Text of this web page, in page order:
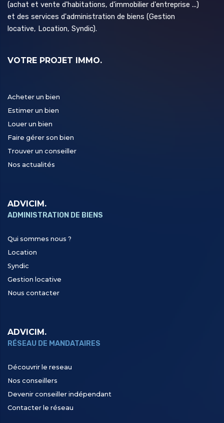
(achat et vente d'habitations, d'immobilier d'entreprise ...)
et des services d'administration de biens (Gestion
locative, Location, Syndic).
VOTRE PROJET IMMO.
Acheter un bien
Estimer un bien
Louer un bien
Faire gérer son bien
Trouver un conseiller
Nos actualités
ADVICIM.
ADMINISTRATION DE BIENS
Qui sommes nous ?
Location
Syndic
Gestion locative
Nous contacter
ADVICIM.
RÉSEAU DE MANDATAIRES
Découvrir le reseau
Nos conseillers
Devenir conseiller indépendant
Contacter le réseau